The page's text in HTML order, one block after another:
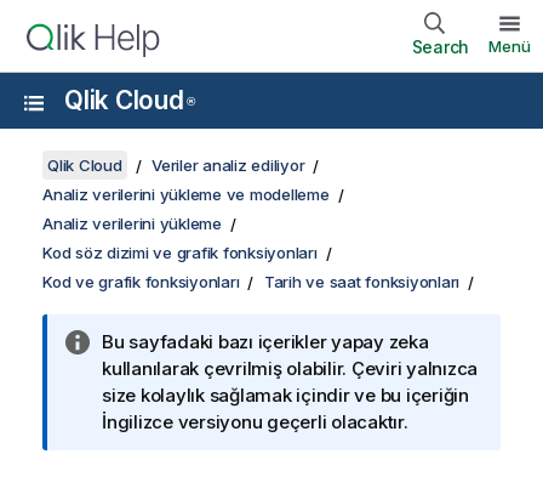
Search Menü
Qlik Cloud ®
Qlik Cloud
Veriler analiz ediliyor
Analiz verilerini yükleme ve modelleme
Analiz verilerini yükleme
Kod söz dizimi ve grafik fonksiyonları
Kod ve grafik fonksiyonları
Tarih ve saat fonksiyonları
Bu sayfadaki bazı içerikler yapay zeka
kullanılarak çevrilmiş olabilir. Çeviri yalnızca
size kolaylık sağlamak içindir ve bu içeriğin
İngilizce versiyonu geçerli olacaktır.